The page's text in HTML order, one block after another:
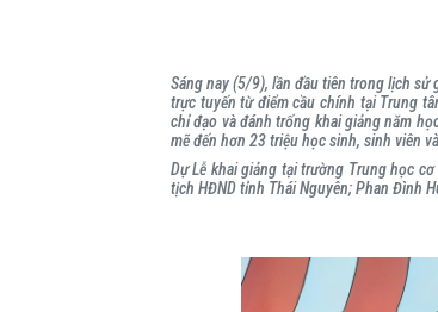
Sáng nay (5/9), lần đầu tiên trong lịch sử
trực tuyến từ điểm cầu chính tại Trung
chỉ đạo và đánh trống khai giảng năm
mẽ đến hơn 23 triệu học sinh, sinh viên
Dự Lễ khai giảng tại trường Trung học
tịch HĐND tỉnh Thái Nguyên; Phan Đình